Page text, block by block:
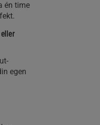
én time
egen